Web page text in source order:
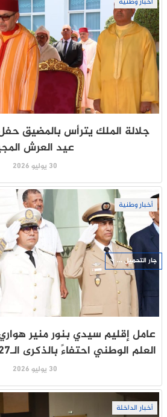
جلالة الملك يترأس بالمضيق
عيد العرش
30 يوليو 2026
أخبار وطنية
عامل إقليم سيدي بنور منير
العلم الوطني احتفاءً بالذكرى الـ27 لعيد العرش المجيد
30 يوليو 2026
أخبار الداخلة
جار التحميل ...